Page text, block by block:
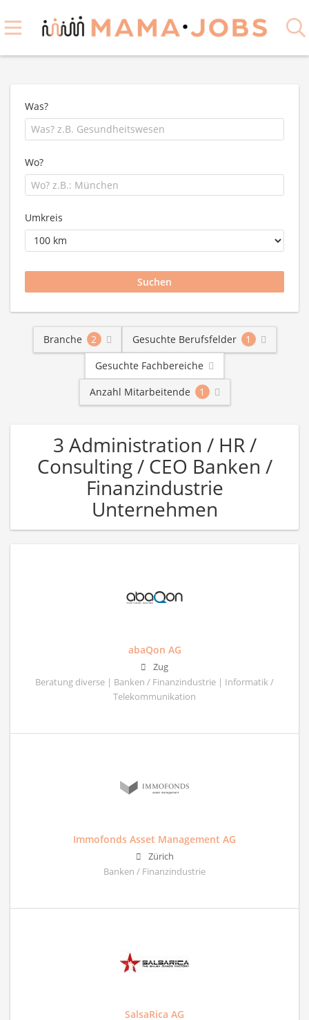
Was?
Wo?
Umkreis
Branche 2 Gesuchte Berufsfelder
1
Gesuchte Fachbereiche
Anzahl Mitarbeitende
1
3 Administration / HR /
Consulting / CEO Banken /
Finanzindustrie
Unternehmen
abaQon AG
Zug
Beratung diverse | Banken / Finanzindustrie | Informatik /
Telekommunikation
Immofonds Asset Management AG
Zürich
Banken / Finanzindustrie
SalsaRica AG